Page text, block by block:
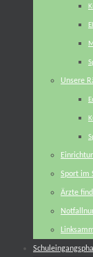
Unsere
Sport im
Ärzte